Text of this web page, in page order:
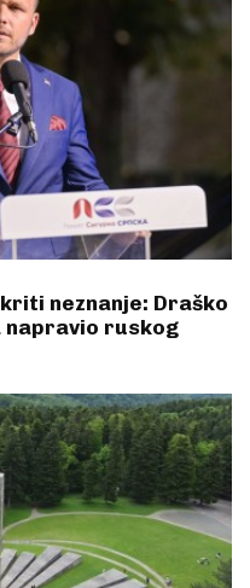
neznanje: Draško
napravio ruskog